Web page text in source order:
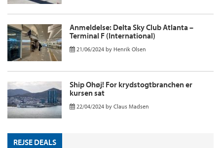
Anmeldelse: Delta Sky Club Atlanta –
Terminal F (International)
21/06/2024 by Henrik Olsen
Ship Ohøj! For krydstogtbranchen er
kursen sat
22/04/2024 by Claus Madsen
REJSE DEALS